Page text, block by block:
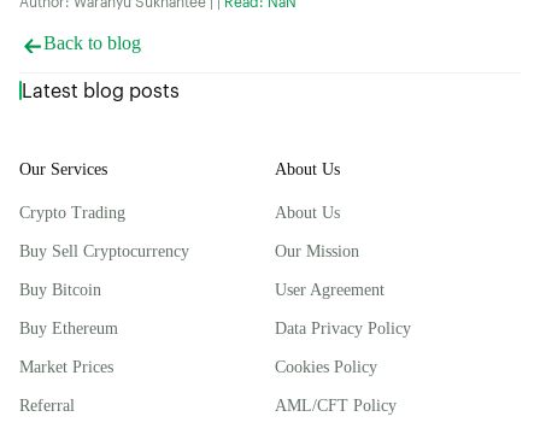
Back to blog
Latest blog posts
Our Services
Crypto Trading
Buy Sell Cryptocurrency
Buy Bitcoin
Buy Ethereum
Market Prices
Referral
About Us
About Us
Our Mission
User Agreement
Data Privacy Policy
Cookies Policy
AML/CFT Policy